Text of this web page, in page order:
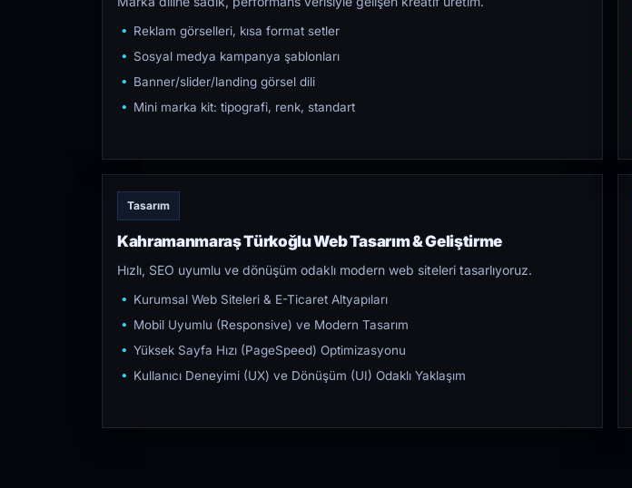
Reklam görselleri, kısa format setler
Sosyal medya kampanya şablonları
Banner/slider/landing görsel dili
Mini marka kit: tipografi, renk, standart
Tasarım
Kahramanmaraş Türkoğlu Web Tasarım & Geliştirme
Hızlı, SEO uyumlu ve dönüşüm odaklı modern web siteleri tasarlıyoruz.
Kurumsal Web Siteleri & E-Ticaret Altyapıları
Mobil Uyumlu (Responsive) ve Modern Tasarım
Yüksek Sayfa Hızı (PageSpeed) Optimizasyonu
Kullanıcı Deneyimi (UX) ve Dönüşüm (UI) Odaklı Yaklaşım